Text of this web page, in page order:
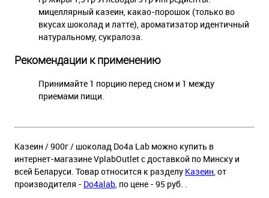
мицеллярный казеин, какао-порошок (только во
вкусах шоколад и латте), ароматизатор идентичный
натуральному, сукралоза.
Рекомендации к применению
Принимайте 1 порцию перед сном и 1 между
приемами пищи.
Казеин / 900г / шоколад Do4a Lab можно купить в
интернет-магазине VplabOutlet с доставкой по Минску и
всей Беларуси. Товар относится к разделу Казеин , от
производителя - Do4alab , по цене - 95 руб. .